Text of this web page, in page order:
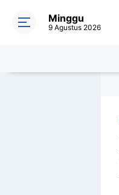
Minggu
9 Agustus 2026